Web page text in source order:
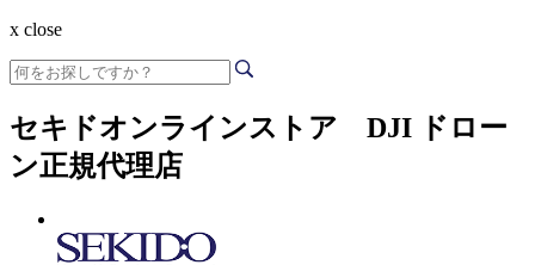
x close
セキドオンラインストア DJI ドロー
ン正規代理店